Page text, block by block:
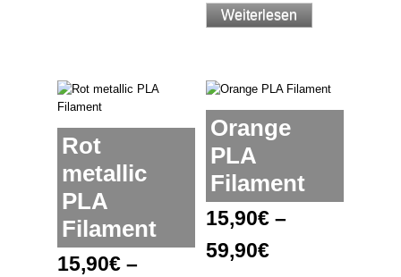
Weiterlesen
Rot
metallic
PLA
Filament
15,90€ –
Orange
PLA
Filament
15,90€ –
59,90€